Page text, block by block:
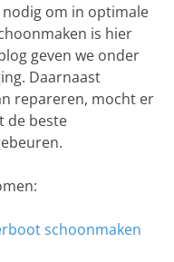
om in optimale
is hier
geven we onder
Daarnaast
repareren, mocht er
de beste
schoonmaken